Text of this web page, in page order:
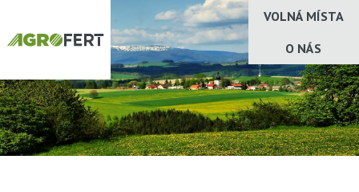
VOLNÁ MÍSTA
O NÁS